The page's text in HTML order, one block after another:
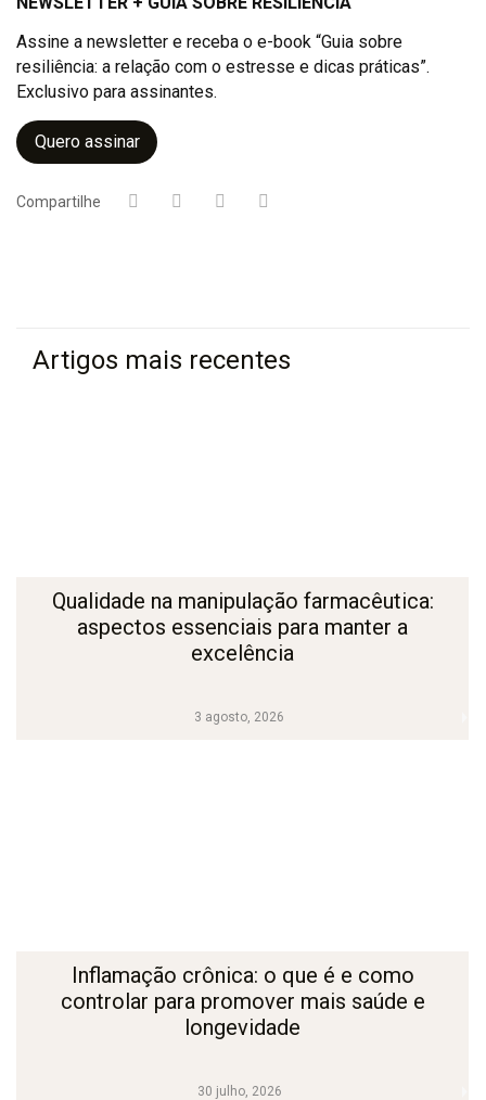
Assine a newsletter e receba o e-book “Guia sobre
resiliência: a relação com o estresse e dicas práticas”.
Exclusivo para assinantes.
Quero assinar
Compartilhe
Artigos mais recentes
3 agosto, 2026
Qualidade na manipulação farmacêutica:
aspectos essenciais para manter a
excelência
30 julho, 2026
Inflamação crônica: o que é e como
controlar para promover mais saúde e
longevidade